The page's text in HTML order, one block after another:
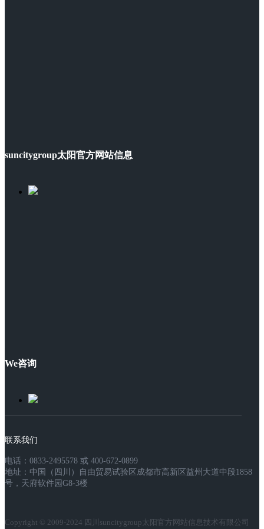
suncitygroup太阳官方网站信息
We咨询
联系我们
电话：0833-2495578 或 400-672-0899
地址：中国（四川）自由贸易试验区成都市高新区益州大道中段1858
号，天府软件园G8-3楼
Copyright © 2009-2024 四川suncitygroup太阳官方网站信息技术有限公司